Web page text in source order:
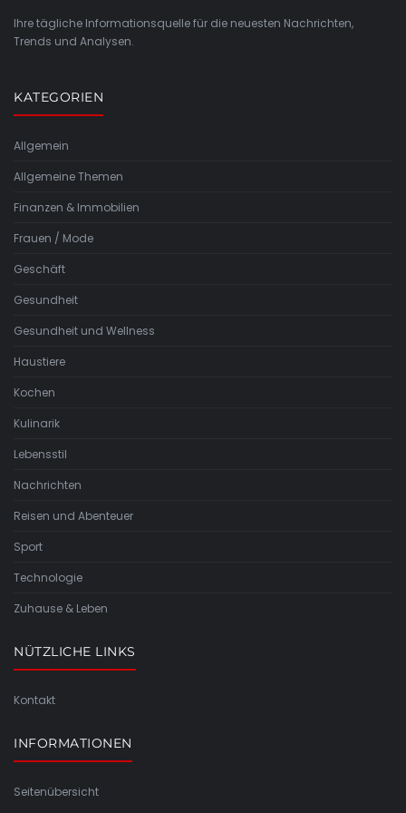
Ihre tägliche Informationsquelle für die neuesten Nachrichten,
Trends und Analysen.
KATEGORIEN
Allgemein
Allgemeine Themen
Finanzen & Immobilien
Frauen / Mode
Geschäft
Gesundheit
Gesundheit und Wellness
Haustiere
Kochen
Kulinarik
Lebensstil
Nachrichten
Reisen und Abenteuer
Sport
Technologie
Zuhause & Leben
NÜTZLICHE LINKS
Kontakt
INFORMATIONEN
Seitenübersicht